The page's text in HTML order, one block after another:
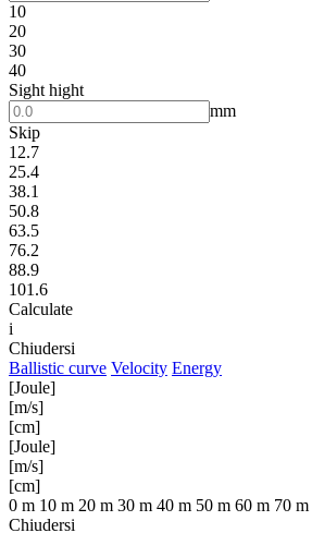
10
20
30
40
Sight hight
mm
Skip
12.7
25.4
38.1
50.8
63.5
76.2
88.9
101.6
Calculate
i
Chiudersi
Ballistic curve Velocity Energy
[Joule]
[m/s]
[cm]
[Joule]
[m/s]
[cm]
0 m 10 m 20 m 30 m 40 m 50 m 60 m 70 m
Chiudersi